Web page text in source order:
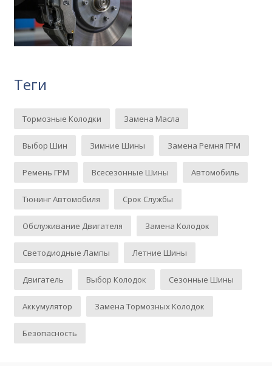
Теги
Тормозные Колодки Замена Масла
Выбор Шин Зимние Шины Замена Ремня ГРМ
Ремень ГРМ Всесезонные Шины Автомобиль
Тюнинг Автомобиля Срок Службы
Обслуживание Двигателя Замена Колодок
Светодиодные Лампы Летние Шины
Двигатель Выбор Колодок Сезонные Шины
Аккумулятор Замена Тормозных Колодок
Безопасность